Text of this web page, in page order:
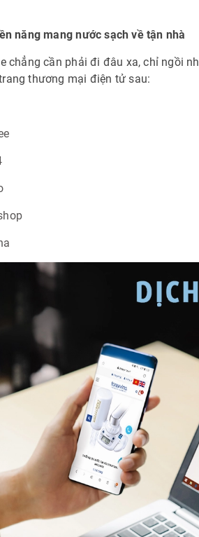
năng mang nước sạch về tận nhà
chẳng cần phải đi đâu xa, chỉ ngồi
thương mại điện tử sau: